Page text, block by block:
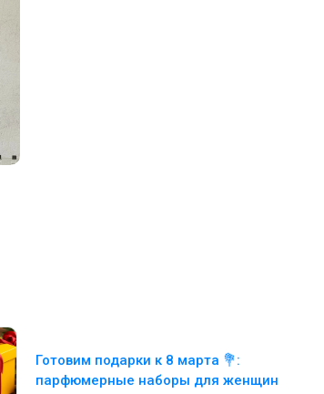
Готовим подарки к 8 марта 💐:
парфюмерные наборы для женщин